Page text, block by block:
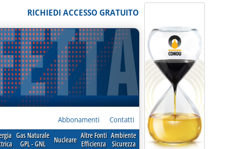
RICHIEDI ACCESSO GRATUITO
Abbonamenti Contatti
Gas Naturale
GPL - GNL
Nucleare Altre Fonti
Efficienza
Ambiente
Sicurezza